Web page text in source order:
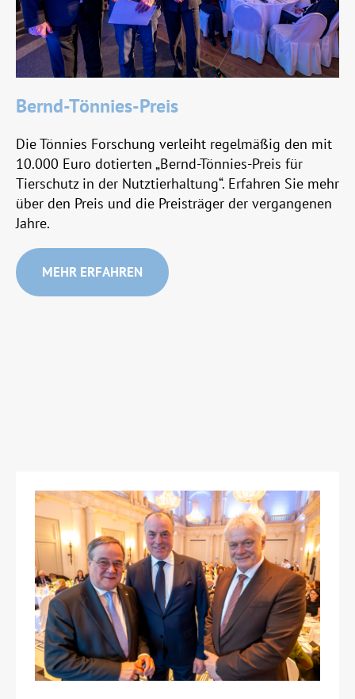
Bernd-Tönnies-Preis
Die Tönnies Forschung verleiht regelmäßig den mit
10.000 Euro dotierten „Bernd-Tönnies-Preis für
Tierschutz in der Nutztierhaltung“. Erfahren Sie mehr
über den Preis und die Preisträger der vergangenen
Jahre.
MEHR ERFAHREN